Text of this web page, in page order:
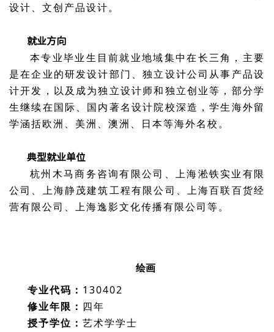
设计、文创产品设计。
就业方向
本专业毕业生目前就业地域集中在长三角，主要
是在企业的研发设计部门、独立设计公司从事产品设
计开发，以及成为独立设计师和独立创业等，部分学
生继续在国际、国内著名设计院校深造，学生海外留
学涵括欧洲、美洲、澳洲、日本等海外名校。
典型就业单位
杭州木马商务咨询有限公司、上海淞铁实业有限
公司、上海静茂建筑工程有限公司、上海百联百货经
营有限公司、上海逸影文化传播有限公司等。
绘画
专业代码： 130402
修业年限： 四年
授予学位： 艺术学学士